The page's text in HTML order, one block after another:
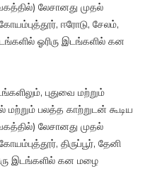
லேசானது முதல்
ஈரோடு, சேலம்,
ஓரிரு இடங்களில் கன
புதுவை மற்றும்
மற்றும் பலத்த காற்றுடன் கூடிய
லேசானது முதல்
திருப்பூர், தேனி
இடங்களில் கன மழை